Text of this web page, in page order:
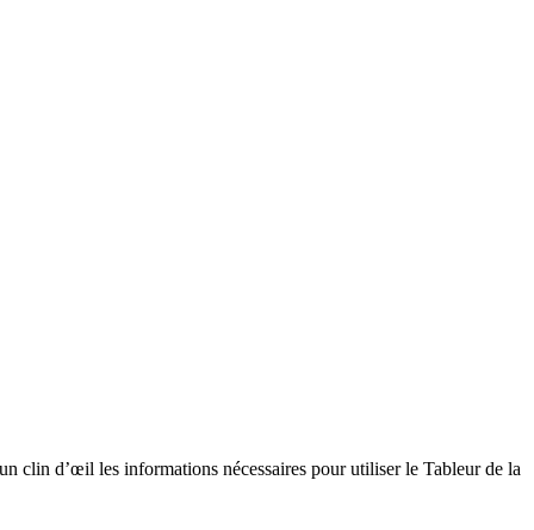
clin d’œil les informations nécessaires pour utiliser le Tableur de la